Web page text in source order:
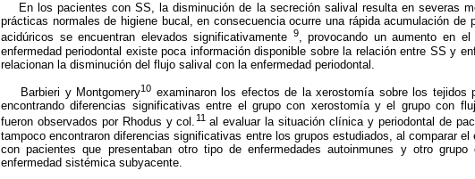
En los pacientes con SS, la disminución de la secreción salival resulta en severas
prácticas normales de higiene bucal, en consecuencia ocurre una rápida acumulación de
acidúricos se encuentran elevados significativamente 9, provocando un aumento en
enfermedad periodontal existe poca información disponible sobre la relación entre SS y
relacionan la disminución del flujo salival con la enfermedad periodontal.
Barbieri y Montgomery10 examinaron los efectos de la xerostomía sobre los tejidos
encontrando diferencias significativas entre el grupo con xerostomía y el grupo con
fueron observados por Rhodus y col.11al evaluar la situación clínica y periodontal de
tampoco encontraron diferencias significativas entre los grupos estudiados, al comparar
con pacientes que presentaban otro tipo de enfermedades autoinmunes y otro
enfermedad sistémica subyacente.